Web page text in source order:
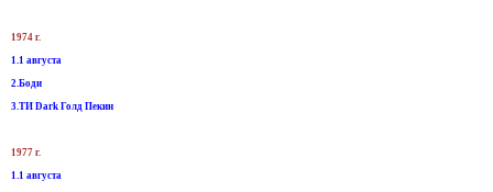
1974 г.
1.1 августа
2.Боди
3.TИ Dark Голд Пекин
1977 г.
1.1 августа